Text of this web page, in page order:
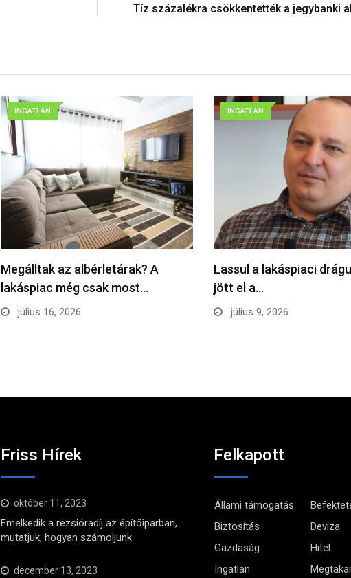
Tíz százalékra csökkentették a jegybanki
INGATLAN
Megálltak az albérletárak? A
lakáspiac még csak most…
július 16, 2026
INGATLAN
Lassul a lakáspiaci
jött el a…
július 9, 2026
Friss Hírek
október 11, 2023
Emelkedik a rezsióradíj az építőiparban,
mutatjuk, hogyan számoljunk
december 13, 2023
Felkapott
Állami támogatás
Biztosítás
Deviza
Gazdaság
Hitel
Ingatlan